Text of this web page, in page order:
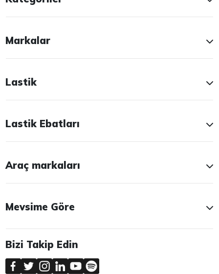
Markalar
Lastik
Lastik Ebatları
Araç markaları
Mevsime Göre
Bizi Takip Edin